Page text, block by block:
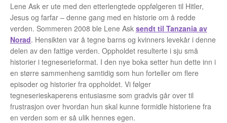
Min konto
Nyheter
Nyhetsarkiv
Opprørets bobler
Nyhetsbrev
Lene Ask er ute med den etterlengtede oppfølgeren til Hitler,
Jesus og farfar – denne gang med en historie om å redde
verden. Sommeren 2008 ble Lene Ask sendt til Tanzania av
Norad. Hensikten var å tegne barns og kvinners levekår i denne
delen av den fattige verden. Oppholdet resulterte i sju små
historier i tegneserieformat. I den nye boka setter hun dette inn i
en større sammenheng samtidig som hun forteller om flere
episoder og historier fra oppholdet. Vi følger
tegneserieskaperens entusiasme som gradvis går over til
frustrasjon over hvordan hun skal kunne formidle historiene fra
en verden som er så ulik hennes egen.